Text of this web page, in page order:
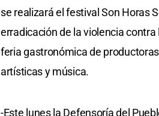
se realizará el festival Son Horas
erradicación de la violencia
feria gastronómica de
artísticas y música.
-Este lunes la Defensoría del